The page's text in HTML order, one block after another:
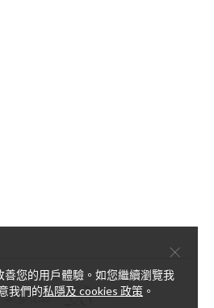
×
您的用戶體驗。如您繼續瀏覽我
我們的私隱及 cookies 政策 。